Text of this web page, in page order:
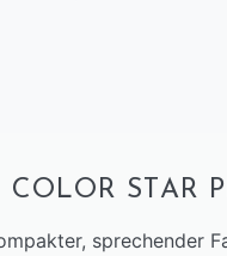
COLOR STAR
sprechender